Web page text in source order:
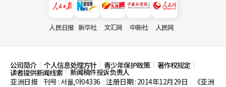
人民日报 新华社 文汇网 中新社 人民网
公司简介 个人信息处理方针 青少年保护政策 著作权规定
读者提供新闻线索
新闻稿件投诉负责人
亚洲日报
刊号 : 서울,아04336 注册日期 : 2014年12月29日
《亚洲